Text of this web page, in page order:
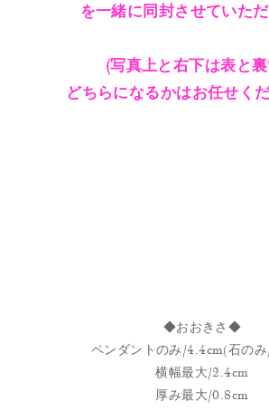
を一緒に同封させていた
(写真上と右下は表と
どちらになるかはお任せく
◆おおきさ◆
ペンダントのみ/4.4cm(石の
横幅最大/2.4cm
厚み最大/0.8cm